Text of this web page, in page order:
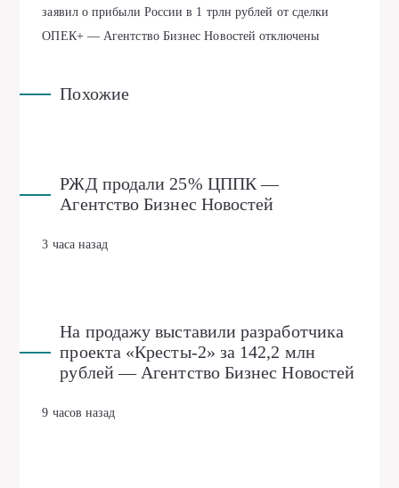
заявил о прибыли России в 1 трлн рублей от сделки
ОПЕК+ — Агентство Бизнес Новостей отключены
Похожие
РЖД продали 25% ЦППК —
Агентство Бизнес Новостей
3 часа назад
На продажу выставили разработчика
проекта «Кресты-2» за 142,2 млн
рублей — Агентство Бизнес Новостей
9 часов назад